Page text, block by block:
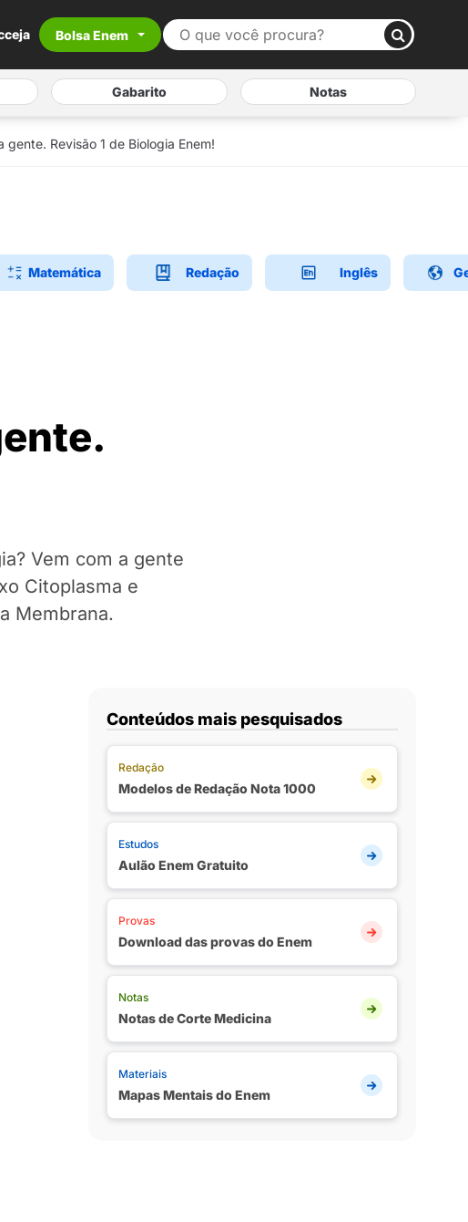
Bolsa Enem
Gabarito Notas
Revisão 1 de Biologia Enem!
Matemática Redação Inglês
Vem com a gente
Citoplasma e
Membrana.
Conteúdos mais pesquisados
Redação
Modelos de Redação Nota 1000
Estudos
Aulão Enem Gratuito
Provas
Download das provas do Enem
Notas
Notas de Corte Medicina
Materiais
Mapas Mentais do Enem